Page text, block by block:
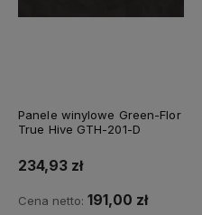
Panele winylowe Green-Flor
True Hive GTH-201-D
234,93 zł
Cena netto: 191,00 zł